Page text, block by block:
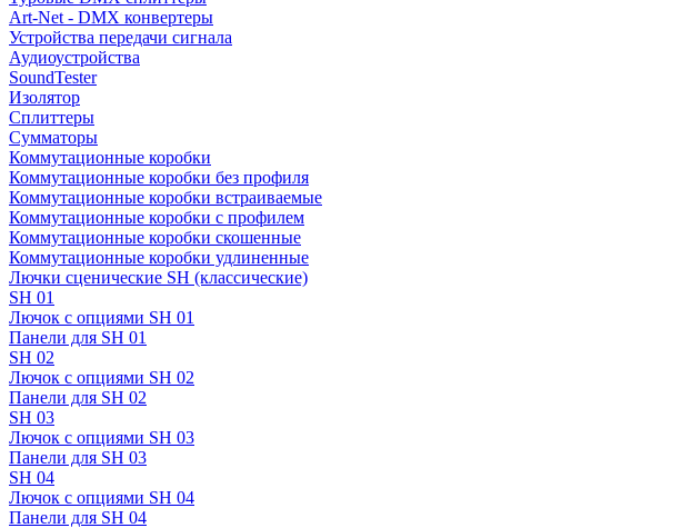
Art-Net - DMX конвертеры
Устройства передачи сигнала
Аудиоустройства
SoundTester
Изолятор
Сплиттеры
Сумматоры
Коммутационные коробки
Коммутационные коробки без профиля
Коммутационные коробки встраиваемые
Коммутационные коробки с профилем
Коммутационные коробки скошенные
Коммутационные коробки удлиненные
Лючки сценические SH (классические)
SH 01
Лючок с опциями SH 01
Панели для SH 01
SH 02
Лючок с опциями SH 02
Панели для SH 02
SH 03
Лючок с опциями SH 03
Панели для SH 03
SH 04
Лючок с опциями SH 04
Панели для SH 04